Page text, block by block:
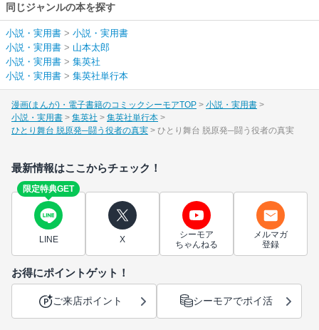
同じジャンルの本を探す
小説・実用書 > 小説・実用書
小説・実用書 > 山本太郎
小説・実用書 > 集英社
小説・実用書 > 集英社単行本
漫画(まんが)・電子書籍のコミックシーモアTOP
小説・実用書
小説・実用書
集英社
集英社単行本
ひとり舞台 脱原発─闘う役者の真実
ひとり舞台 脱原発─闘う役者の真実
最新情報はここからチェック！
限定特典GET
LINE X
シーモア
ちゃんねる
メルマガ
登録
お得にポイントゲット！
ご来店ポイント シーモアでポイ活